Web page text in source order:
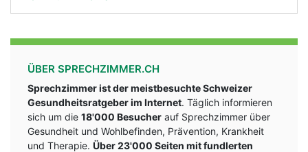
ÜBER SPRECHZIMMER.CH
Sprechzimmer ist der meistbesuchte Schweizer
Gesundheitsratgeber im Internet. Täglich informieren
sich um die 18'000 Besucher auf Sprechzimmer über
Gesundheit und Wohlbefinden, Prävention, Krankheit
und Therapie. Über 23'000 Seiten mit fundlerten